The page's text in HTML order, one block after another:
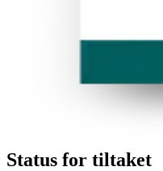
Status for tiltaket